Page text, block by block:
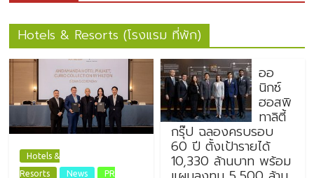
Hotels & Resorts (โรงแรม ที่พัก)
Hotels &
Resorts
News
PR
ออ
นิกซ์
ฮอสพิ
ทาลิตี้
กรุ๊ป ฉลองครบรอบ
60 ปี ตั้งเป้ารายได้
10,330 ล้านบาท พร้อม